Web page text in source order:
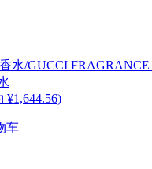
水/GUCCI FRAGRANCE
¥1,644.56)
车